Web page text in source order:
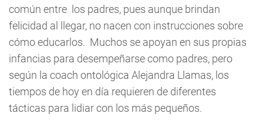
común entre los padres, pues aunque brindan
felicidad al llegar, no nacen con instrucciones sobre
cómo educarlos. Muchos se apoyan en sus propias
infancias para desempeñarse como padres, pero
según la coach ontológica Alejandra Llamas, los
tiempos de hoy en día requieren de diferentes
tácticas para lidiar con los más pequeños.